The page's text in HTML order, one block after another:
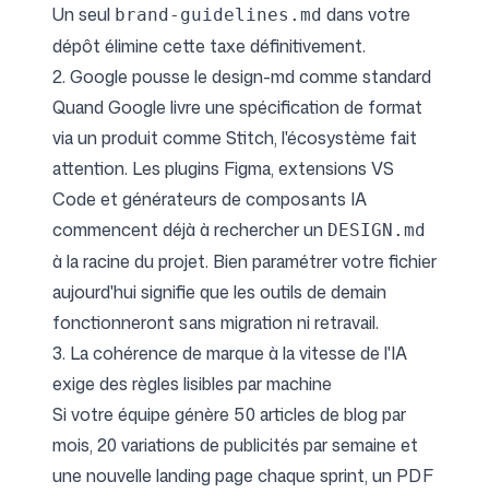
Un seul brand-guidelines.md dans votre
dépôt élimine cette taxe définitivement.
2. Google pousse le design-md comme standard
Quand Google livre une spécification de format
via un produit comme Stitch, l'écosystème fait
attention. Les plugins Figma, extensions VS
Code et générateurs de composants IA
commencent déjà à rechercher un DESIGN.md
à la racine du projet. Bien paramétrer votre fichier
aujourd'hui signifie que les outils de demain
fonctionneront sans migration ni retravail.
3. La cohérence de marque à la vitesse de l'IA
exige des règles lisibles par machine
Si votre équipe génère 50 articles de blog par
mois, 20 variations de publicités par semaine et
une nouvelle landing page chaque sprint, un PDF